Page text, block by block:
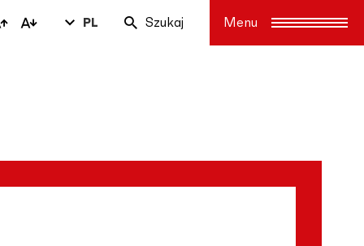
PL Szukaj